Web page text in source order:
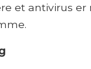
et antivirus